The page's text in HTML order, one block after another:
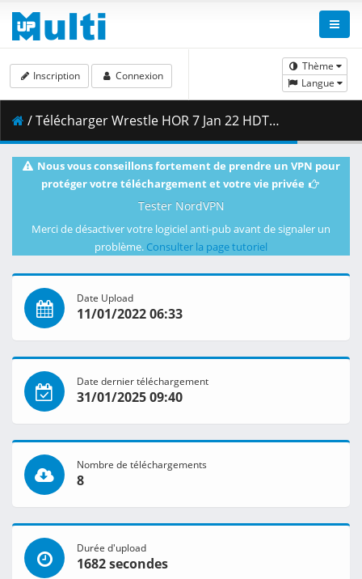
Thème
Langue
Inscription Connexion
/ Télécharger Wrestle HOR 7 Jan 22 HDTV.mp4 ( 798.19 MB )
Nous vous conseillons fortement de prendre un VPN pour
protéger votre téléchargement et votre vie privée
Tester NordVPN
Merci de désactiver votre logiciel anti-pub avant de signaler un
problème. Consulter la page tutoriel
Date Upload
11/01/2022 06:33
Date dernier téléchargement
31/01/2025 09:40
Nombre de téléchargements
8
Durée d'upload
1682 secondes